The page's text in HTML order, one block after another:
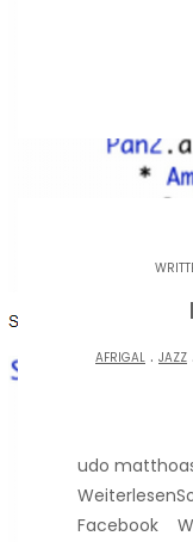
AFRIGAL . JAZZ
udo
Facebook